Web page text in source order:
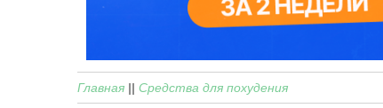
Главная || Средства для похудения